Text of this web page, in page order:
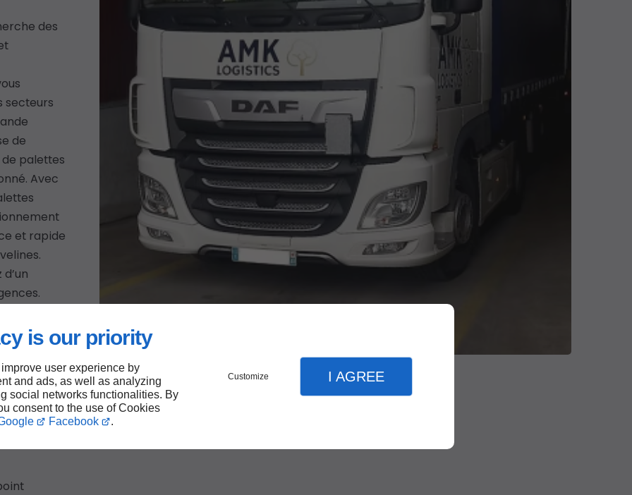
is our priority
user experience by
and ads, as well as analyzing
social networks functionalities. By
consent to the use of Cookies
Facebook .
Customize I AGREE
des
secteurs
de
de palettes
Avec
et rapide